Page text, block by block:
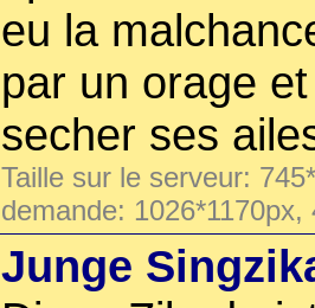
eu la
par un orage
secher ses
Taille sur le serveur:
demande:
Junge